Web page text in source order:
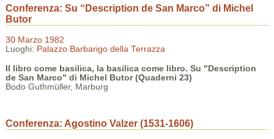
Conferenza: Su “Description de San Marco” di Michel
Butor
30 Marzo 1982
Luoghi: Palazzo Barbarigo della Terrazza
Il libro come basilica, la basilica come libro. Su "Description
de San Marco" di Michel Butor (Quaderni 23)
Bodo Guthmüller, Marburg
Conferenza: Agostino Valzer (1531-1606)